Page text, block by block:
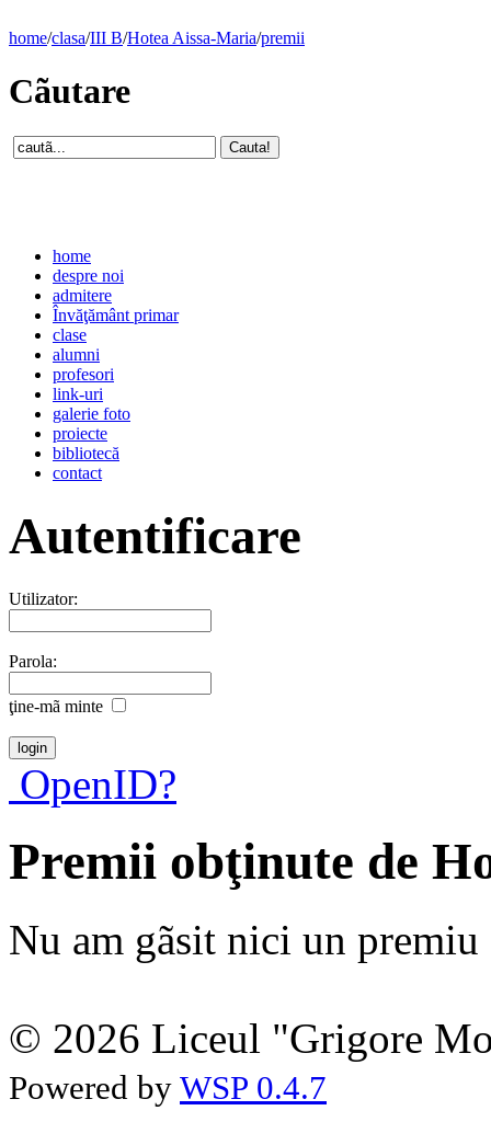
home/clasa/III B/Hotea Aissa-Maria/premii
Cãutare
home
despre noi
admitere
Învăţământ primar
clase
alumni
profesori
link-uri
galerie foto
proiecte
bibliotecă
contact
Autentificare
Utilizator:
Parola:
ţine-mã minte
OpenID?
Premii obţinute de
Nu am gãsit nici un premiu
© 2026 Liceul "Grigore
Powered by WSP 0.4.7